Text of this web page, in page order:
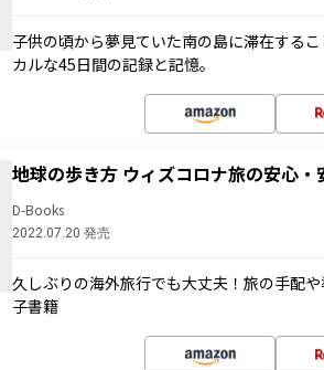
子供の頃から夢見ていた南の島に滞在する
カルな45日間の記録と記憶。
地球の歩き方 ウィズコロナ旅の安心・
D-Books
2022.07.20 発売
久しぶりの海外旅行でも大丈夫！旅の手配
子書籍